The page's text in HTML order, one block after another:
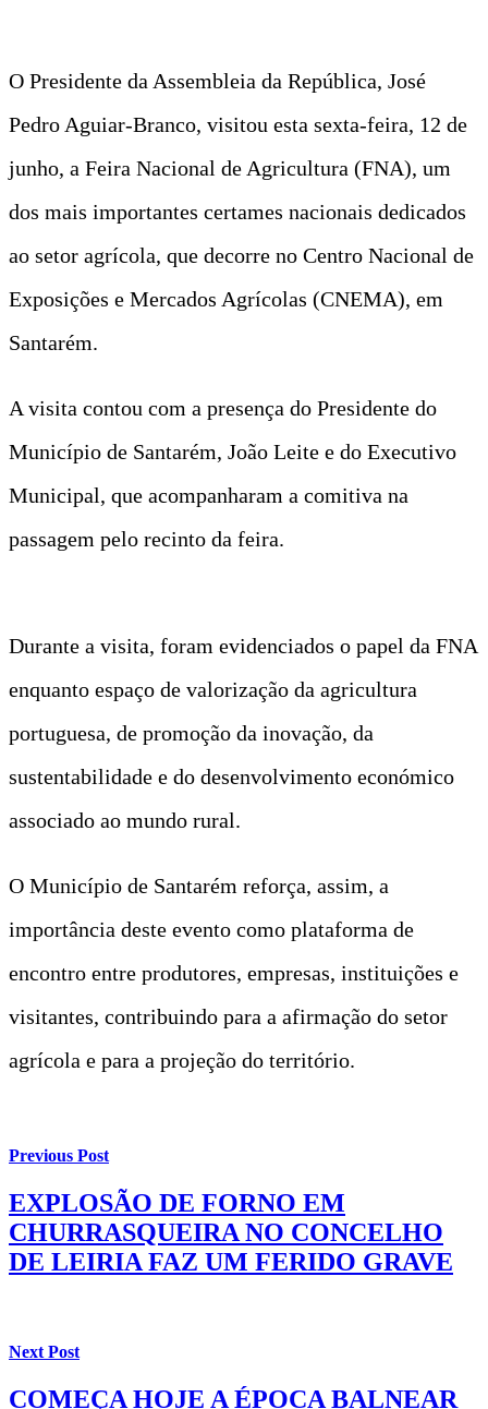
O Presidente da Assembleia da República, José
Pedro Aguiar-Branco, visitou esta sexta-feira, 12 de
junho, a Feira Nacional de Agricultura (FNA), um
dos mais importantes certames nacionais dedicados
ao setor agrícola, que decorre no Centro Nacional de
Exposições e Mercados Agrícolas (CNEMA), em
Santarém.
A visita contou com a presença do Presidente do
Município de Santarém, João Leite e do Executivo
Municipal, que acompanharam a comitiva na
passagem pelo recinto da feira.
Durante a visita, foram evidenciados o papel da FNA
enquanto espaço de valorização da agricultura
portuguesa, de promoção da inovação, da
sustentabilidade e do desenvolvimento económico
associado ao mundo rural.
O Município de Santarém reforça, assim, a
importância deste evento como plataforma de
encontro entre produtores, empresas, instituições e
visitantes, contribuindo para a afirmação do setor
agrícola e para a projeção do território.
Previous Post
EXPLOSÃO DE FORNO EM
CHURRASQUEIRA NO CONCELHO
DE LEIRIA FAZ UM FERIDO GRAVE
Next Post
COMEÇA HOJE A ÉPOCA BALNEAR